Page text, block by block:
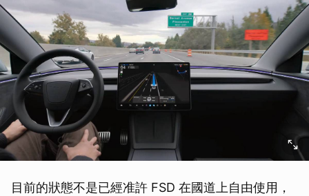
目前的狀態不是已經准許 FSD 在國道上自由使用，